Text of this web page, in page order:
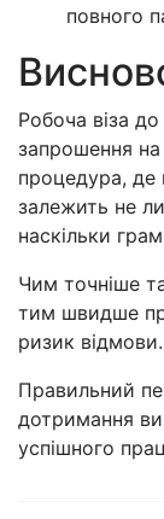
повного
Робоча віза
запрошення
процедура, де
залежить не
наскільки
Чим точніше
тим швидше
ризик відмови.
Правильний
дотримання
успішного